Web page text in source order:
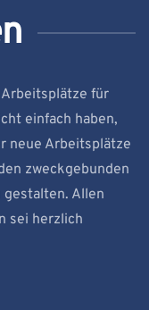
für
einfach haben,
neue Arbeitsplätze
zweckgebunden
Allen
sei herzlich